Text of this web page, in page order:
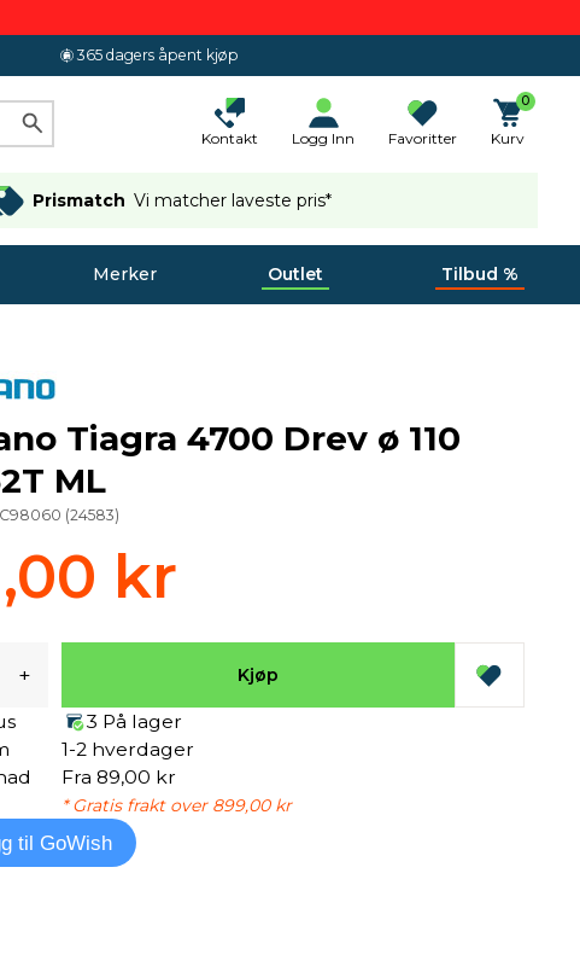
365 dagers åpent kjøp
Kontakt Logg Inn Favoritter
0
Kurv
Prismatch Vi matcher laveste pris*
Merker Outlet Tilbud %
Tiagra 4700 Drev ø 110
ML
(24583)
kr
+ Kjøp
3 På lager
1-2 hverdager
Fra 89,00 kr
* Gratis frakt over 899,00 kr
til GoWish